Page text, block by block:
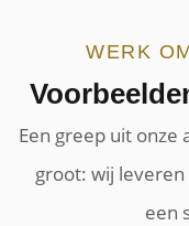
WERK
Een greep uit
groot: wij
een